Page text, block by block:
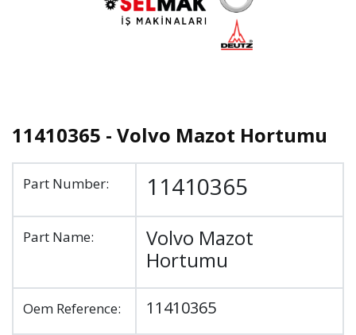
11410365 - Volvo Mazot Hortumu
Part Number: 11410365
Part Name:
Volvo Mazot
Hortumu
Oem Reference: 11410365